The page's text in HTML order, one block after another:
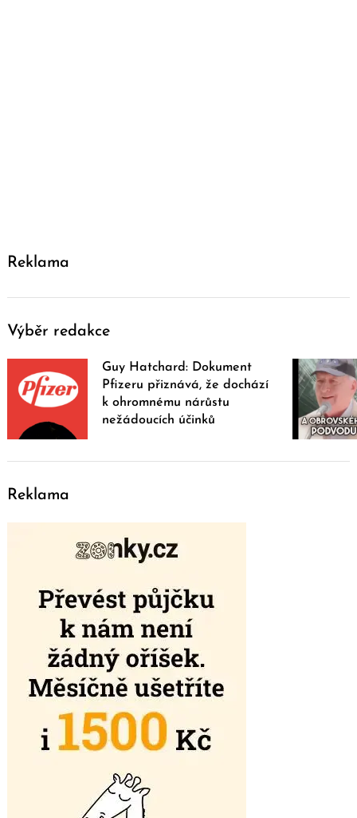
Reklama
Výběr redakce
Guy Hatchard: Dokument
Pfizeru přiznává, že dochází
k ohromnému nárůstu
nežádoucích účinků
Reklama